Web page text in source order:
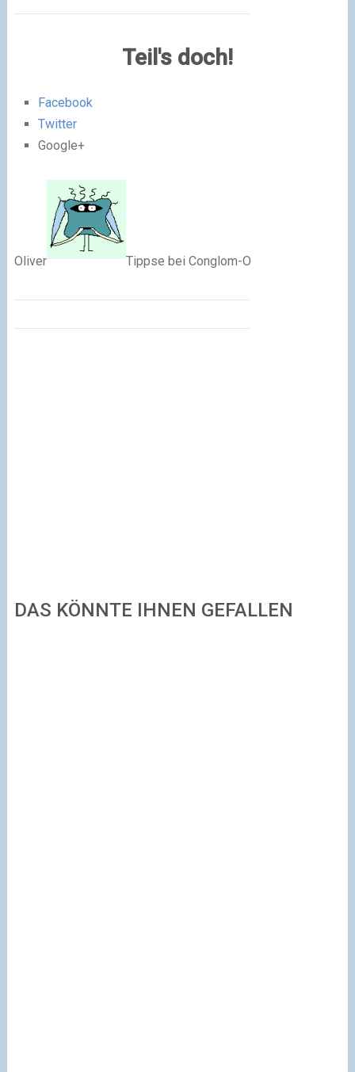
Teil's doch!
Facebook
Twitter
Google+
Oliver Tippse bei Conglom-O
DAS KÖNNTE IHNEN GEFALLEN